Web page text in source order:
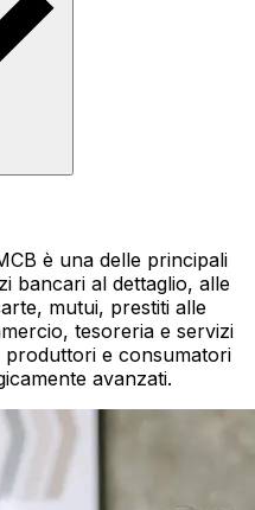
è una delle principali
bancari al dettaglio, alle
mutui, prestiti alle
tesoreria e servizi
produttori e consumatori
avanzati.